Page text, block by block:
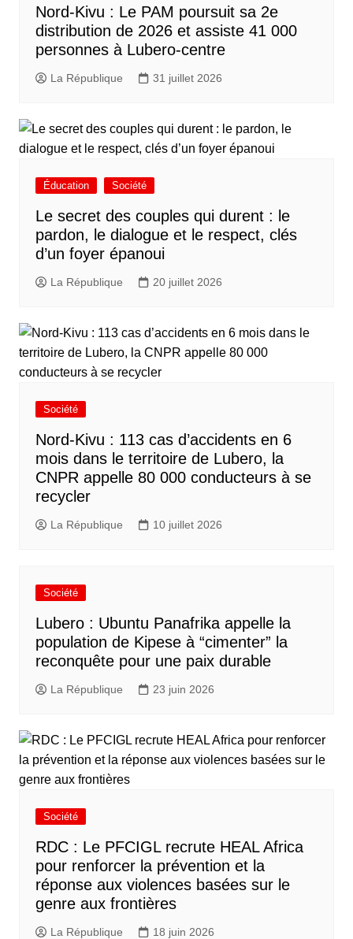
Nord-Kivu : Le PAM poursuit sa 2e
distribution de 2026 et assiste 41 000
personnes à Lubero-centre
La République 31 juillet 2026
Éducation Société
Le secret des couples qui durent : le
pardon, le dialogue et le respect, clés
d’un foyer épanoui
La République 20 juillet 2026
Société
Nord-Kivu : 113 cas d’accidents en 6
mois dans le territoire de Lubero, la
CNPR appelle 80 000 conducteurs à se
recycler
La République 10 juillet 2026
Société
Lubero : Ubuntu Panafrika appelle la
population de Kipese à “cimenter” la
reconquête pour une paix durable
La République 23 juin 2026
Société
RDC : Le PFCIGL recrute HEAL Africa
pour renforcer la prévention et la
réponse aux violences basées sur le
genre aux frontières
La République 18 juin 2026